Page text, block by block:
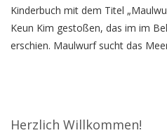
Kinderbuch mit dem Titel
Keun Kim gestoßen, das im im
erschien. Maulwurf sucht das
Herzlich Willkommen!